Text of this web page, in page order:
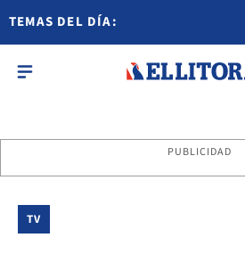
TEMAS DEL DÍA:
PUBLICIDAD
TV